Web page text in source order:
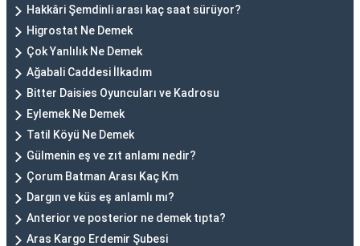
Hakkâri Şemdinli arası kaç saat sürüyor?
Higrostat Ne Demek
Çok Yanlılık Ne Demek
Ağabali Caddesi İlkadım
Bitter Daisies Oyuncuları ve Kadrosu
Eylemek Ne Demek
Tatil Köyü Ne Demek
Gülmenin eş ve zıt anlamı nedir?
Çorum Batman Arası Kaç Km
Dargın ve küs eş anlamlı mı?
Anterior ve posterior ne demek tıpta?
Aras Kargo Erdemir Şubesi